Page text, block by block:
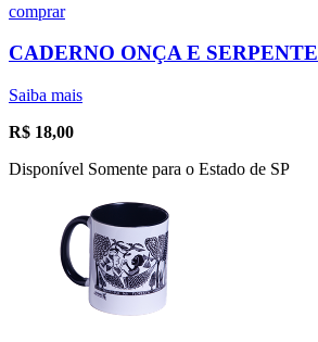
comprar
CADERNO ONÇA E SERPENTE
Saiba mais
R$ 18,00
Disponível Somente para o Estado de SP